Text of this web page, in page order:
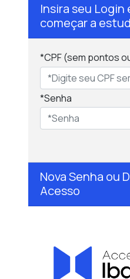
Insira seu Login
começar a
*CPF (sem pontos
*Senha
Nova Senha ou
Acesso